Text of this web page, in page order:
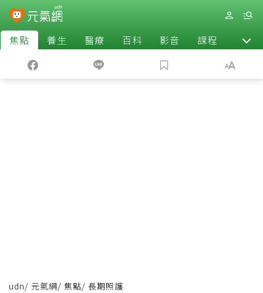
焦點 養生 醫療 百科 影音 課程 退休
udn/ 元氣網/ 焦點/ 長期照護